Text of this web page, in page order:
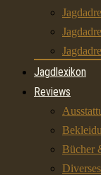
Jagdlexikon
Reviews
Bücher
Diverses